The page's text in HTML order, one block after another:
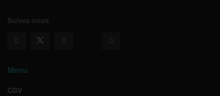
Suivez-nous
Menu
CGV